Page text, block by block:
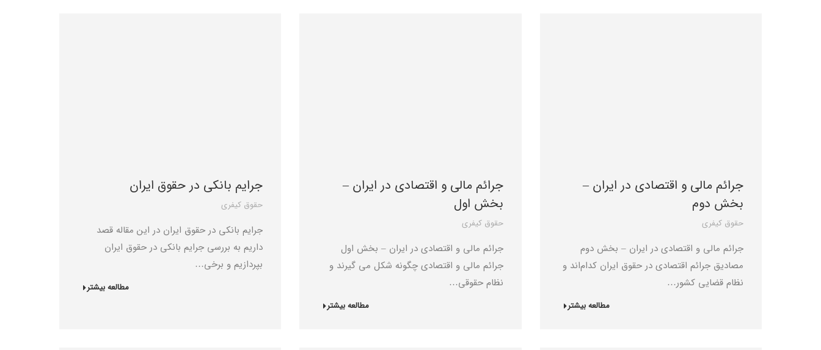
جرائم مالی و اقتصادی در ایران –
بخش دوم
حقوق کیفری
جرائم مالی و اقتصادی در ایران – بخش دوم
مصادیق جرائم اقتصادی در حقوق ایران کدام‌اند و
نظام قضایی کشور…
مطالعه بیشتر
جرائم مالی و اقتصادی در ایران –
بخش اول
حقوق کیفری
جرائم مالی و اقتصادی در ایران – بخش اول
جرائم مالی و اقتصادی چگونه شکل می گیرند و
نظام حقوقی…
مطالعه بیشتر
جرایم بانکی در حقوق ایران
حقوق کیفری
جرایم بانکی در حقوق ایران در این مقاله قصد
داریم به بررسی جرایم بانکی در حقوق ایران
بپردازیم و برخی…
مطالعه بیشتر